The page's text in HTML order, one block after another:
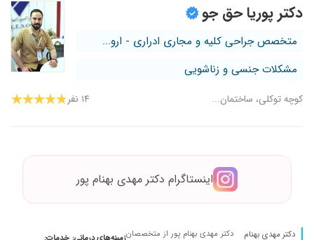
دکتر پوریا حق جو
متخصص جراحی کلیه و مجاری ادراری - ارو...
مشکلات جنسی و زناشویی
کوچه توکلی، ساختمان... ۱۴ نفر
اینستاگرام دکتر مهدی بهنام پور
دکتر مهدی بهنام
دکتر مهدی بهنام پور از متخصصان